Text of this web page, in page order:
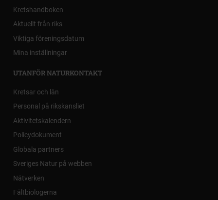
Kretshandboken
Aktuellt från riks
Viktiga föreningsdatum
Mina inställningar
UTANFÖR NATURKONTAKT
Kretsar och län
Personal på rikskansliet
Aktivitetskalendern
Policydokument
Globala partners
Sveriges Natur på webben
Nätverken
Fältbiologerna